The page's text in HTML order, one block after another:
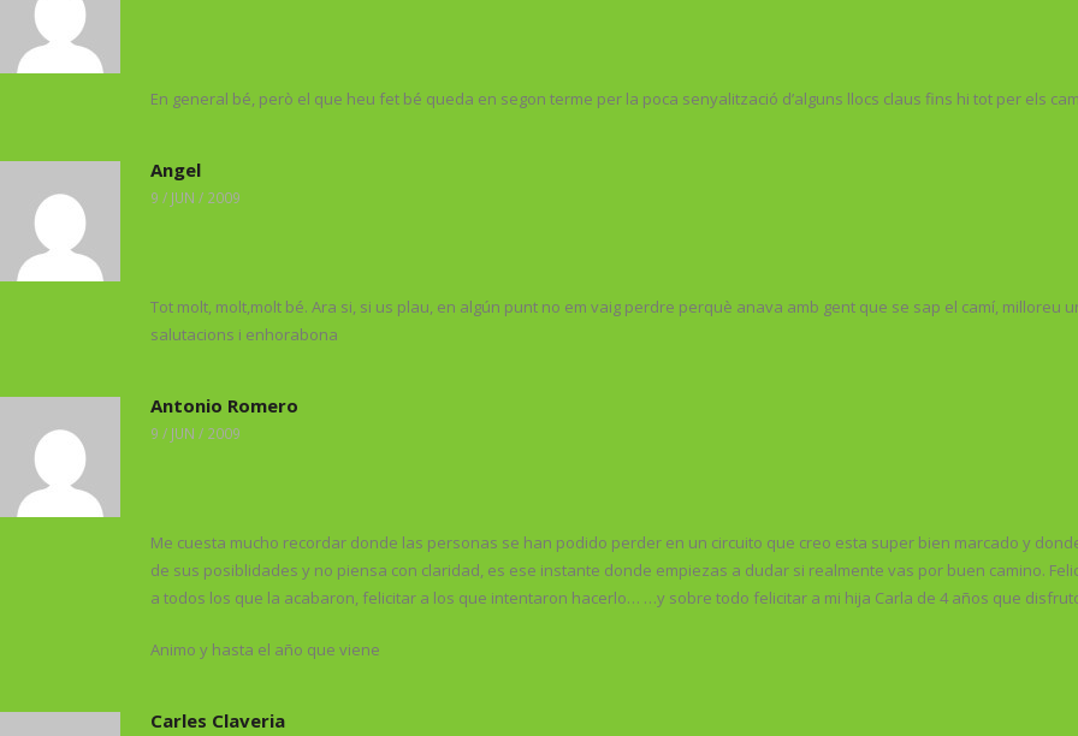
En general bé, però el que heu fet bé queda en segon terme per la poca senyalització d’alguns llocs claus fins hi tot per els
Angel
9 / JUN / 2009
Tot molt, molt,molt bé. Ara si, si us plau, en algún punt no em vaig perdre perquè anava amb gent que se sap el camí, milloreu
salutacions i enhorabona
Antonio Romero
9 / JUN / 2009
Me cuesta mucho recordar donde las personas se han podido perder en un circuito que creo esta super bien marcado y
de sus posiblidades y no piensa con claridad, es ese instante donde empiezas a dudar si realmente vas por buen camino.
a todos los que la acabaron, felicitar a los que intentaron hacerlo… …y sobre todo felicitar a mi hija Carla de 4 años que
Animo y hasta el año que viene
Carles Claveria